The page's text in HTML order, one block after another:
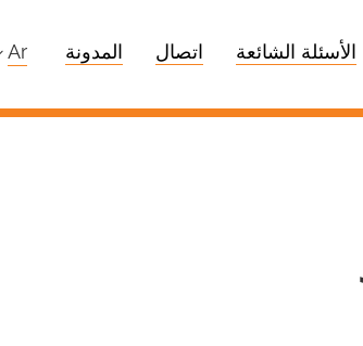
الأسئلة الشائعة اتصال المدونة ar